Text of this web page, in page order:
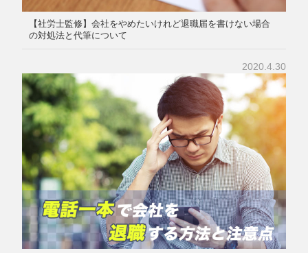
【社労士監修】会社をやめたいけれど退職届を書けない場合
の対処法と代筆について
2020.4.30